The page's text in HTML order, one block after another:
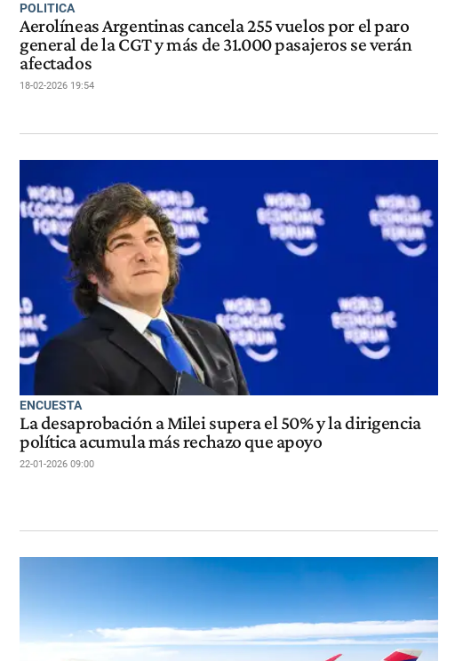
POLITICA
Aerolíneas Argentinas cancela 255 vuelos por el paro
general de la CGT y más de 31.000 pasajeros se verán
afectados
18-02-2026 19:54
ENCUESTA
La desaprobación a Milei supera el 50% y la dirigencia
política acumula más rechazo que apoyo
22-01-2026 09:00